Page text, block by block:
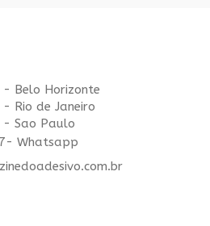
- Belo Horizonte
Rio de Janeiro
- Sao Paulo
Whatsapp